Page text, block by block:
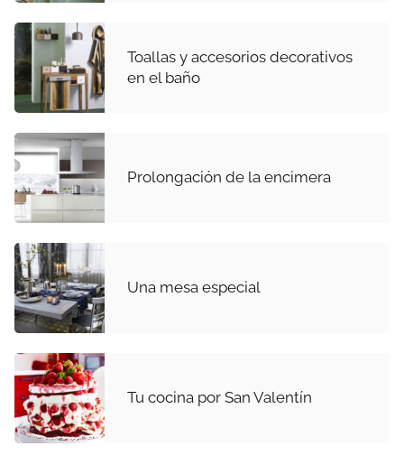
Toallas y accesorios decorativos
en el baño
Prolongación de la encimera
Una mesa especial
Tu cocina por San Valentín